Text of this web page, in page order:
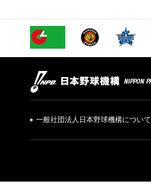
一般社団法人日本野球機構について